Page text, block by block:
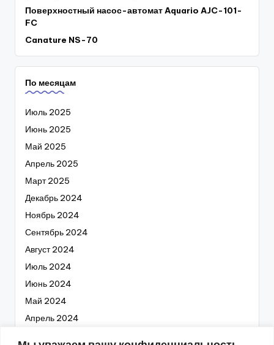
Поверхностный насос-автомат Aquario AJC-101-
FC
Canature NS-70
По месяцам
Июль 2025
Июнь 2025
Май 2025
Апрель 2025
Март 2025
Декабрь 2024
Ноябрь 2024
Сентябрь 2024
Август 2024
Июль 2024
Июнь 2024
Май 2024
Апрель 2024